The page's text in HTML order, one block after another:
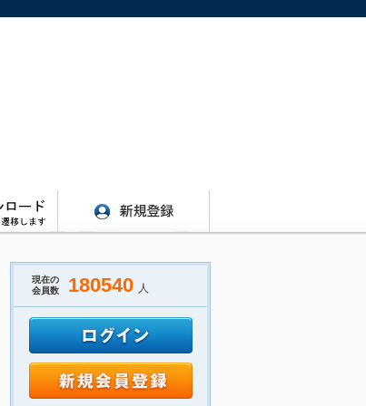
現在の
会員数
180540 人